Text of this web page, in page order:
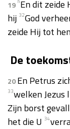
19 En dit zeide
hij 32God
zeide Hij tot
De
20En Petrus
33welken Jezus
Zijn borst
het die U 34